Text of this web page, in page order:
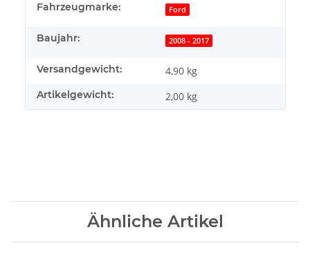
Fahrzeugmarke: Ford
Baujahr: 2008 - 2017
Versandgewicht: 4,90 kg
Artikelgewicht: 2,00 kg
Ähnliche Artikel